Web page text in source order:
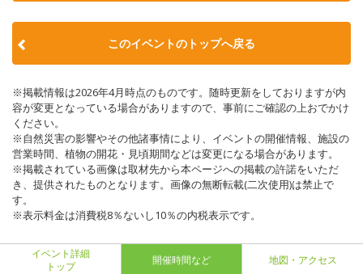
このイベントのトップへ戻る
※掲載情報は2026年4月時点のものです。随時更新をしておりますが内
容が変更となっている場合がありますので、事前にご確認の上おでかけ
ください。
※自然災害の影響やその他諸事情により、イベントの開催情報、施設の
営業時間、植物の開花・見頃期間などは変更になる場合があります。
※掲載されている画像は取材先から本ページへの掲載の許諾をいただ
き、提供されたものとなります。画像の無断転載(二次使用)は禁止で
す。
※表示料金は消費税8％ないし10％の内税表示です。
イベント詳細
トップ
開催時間など 地図・アクセス